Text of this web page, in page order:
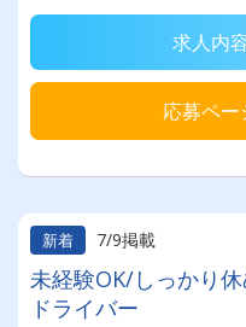
求人内
応募ペー
新着 7/9掲載
未経験OK/しっかり
ドライバー